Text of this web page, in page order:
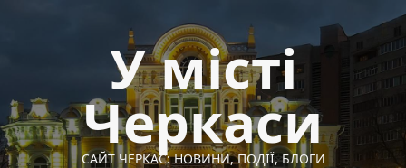
У місті
Черкаси
САЙТ ЧЕРКАС: НОВИНИ, ПОДІЇ, БЛОГИ